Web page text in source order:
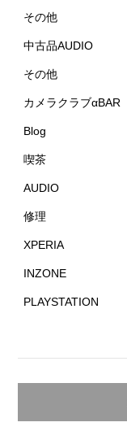
その他
中古品AUDIO
その他
カメラクラブαBAR
Blog
喫茶
AUDIO
修理
XPERIA
INZONE
PLAYSTATION